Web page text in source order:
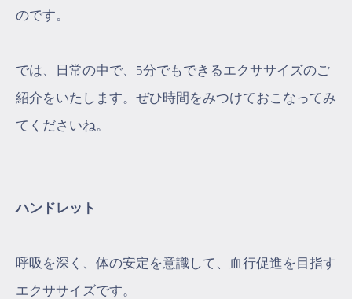
のです。
では、日常の中で、5分でもできるエクササイズのご
紹介をいたします。ぜひ時間をみつけておこなってみ
てくださいね。
ハンドレット
呼吸を深く、体の安定を意識して、血行促進を目指す
エクササイズです。